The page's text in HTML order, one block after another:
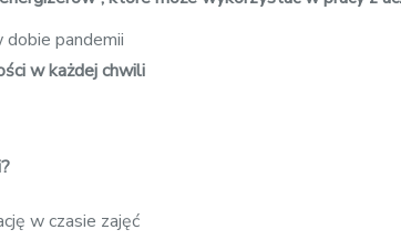
pandemii
w każdej chwili
w czasie zajęć